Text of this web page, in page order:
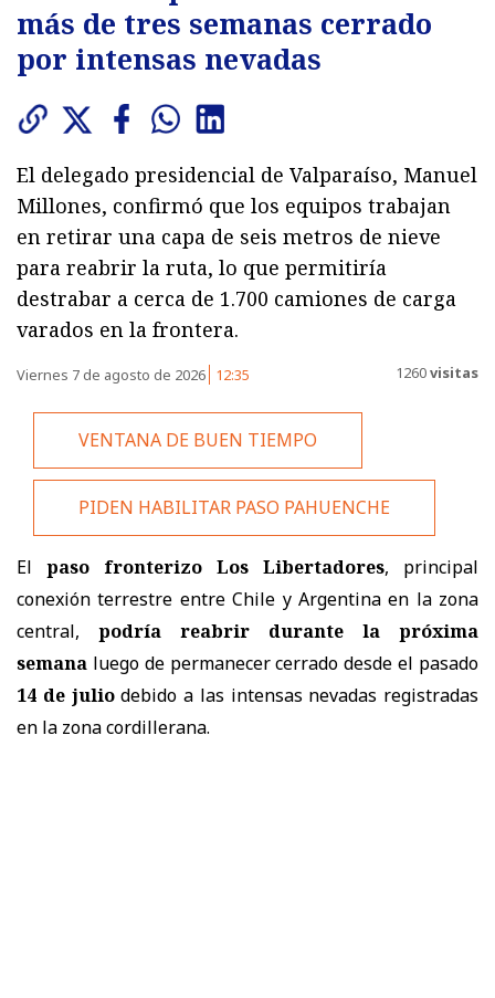
más de tres semanas cerrado
por intensas nevadas
El delegado presidencial de Valparaíso, Manuel
Millones, confirmó que los equipos trabajan
en retirar una capa de seis metros de nieve
para reabrir la ruta, lo que permitiría
destrabar a cerca de 1.700 camiones de carga
varados en la frontera.
Viernes 7 de agosto de 2026 12:35 1260visitas
VENTANA DE BUEN TIEMPO
PIDEN HABILITAR PASO PAHUENCHE
El paso fronterizo Los Libertadores, principal
conexión terrestre entre Chile y Argentina en la zona
central, podría reabrir durante la próxima
semana luego de permanecer cerrado desde el pasado
14 de juliodebido a las intensas nevadas registradas
en la zona cordillerana.